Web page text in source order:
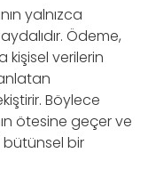
yalnızca
Ödeme,
kişisel verilerin
Böylece
ötesine geçer ve
bir